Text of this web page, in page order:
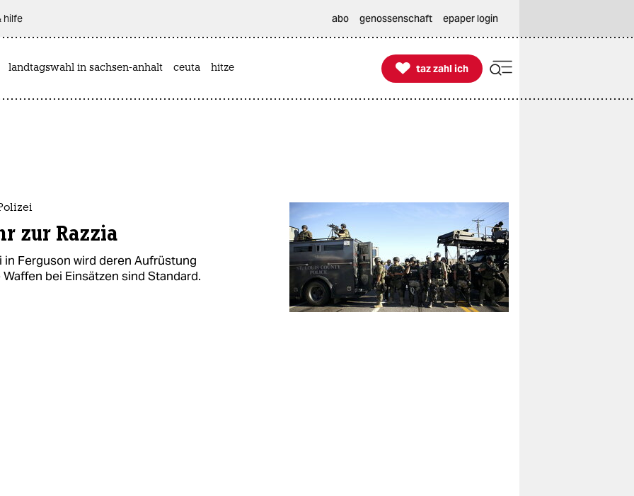
hilfe abo genossenschaft epaper login
landtagswahl in sachsen-anhalt ceuta hitze 
taz zahl ich
taz zahl ich
zur Razzia
Ferguson wird deren Aufrüstung
bei Einsätzen sind Standard.